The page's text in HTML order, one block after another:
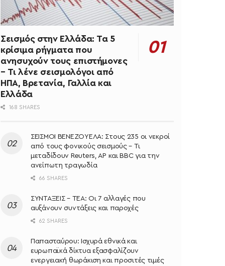
Σεισμός στην Ελλάδα: Τα 5
κρίσιμα ρήγματα που
ανησυχούν τους επιστήμονες
– Τι λένε σεισμολόγοι από
ΗΠΑ, Βρετανία, Γαλλία και
Ελλάδα
168 SHARES
ΣΕΙΣΜΟΙ ΒΕΝΕΖΟΥΕΛΑ: Στους 235 οι νεκροί
από τους φονικούς σεισμούς – Τι
μεταδίδουν Reuters, AP και BBC για την
ανείπωτη τραγωδία
66 SHARES
ΣΥΝΤΑΞΕΙΣ – ΤΕΑ: Οι 7 αλλαγές που
αυξάνουν συντάξεις και παροχές
62 SHARES
Παπασταύρου: Ισχυρά εθνικά και
ευρωπαϊκά δίκτυα εξασφαλίζουν
ενεργειακή θωράκιση και προσιτές τιμές